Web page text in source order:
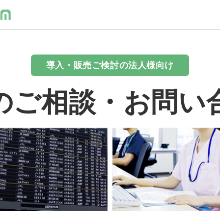
導入・販売ご検討の法人様向け
ご相談・お問い